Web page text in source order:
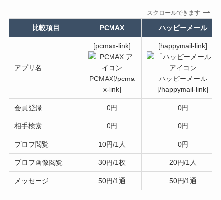
スクロールできます
比較項目 PCMAX ハッピーメール
アプリ名
[pcmax-link]
PCMAX[/pcma
x-link]
[happymail-link]
ハッピーメール
[/happymail-link]
会員登録 0円 0円
相手検索 0円 0円
プロフ閲覧 10円/1人 0円
プロフ画像閲覧 30円/1枚 20円/1人
メッセージ 50円/1通 50円/1通